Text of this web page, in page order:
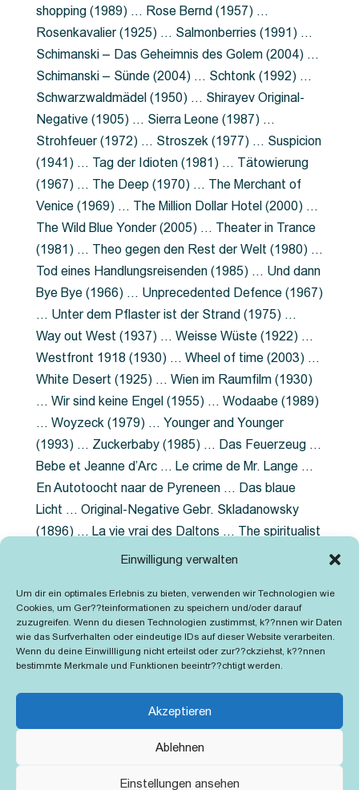
Einwilligung verwalten
Um dir ein optimales Erlebnis zu bieten, verwenden wir Technologien wie
Cookies, um Ger??teinformationen zu speichern und/oder darauf
zuzugreifen. Wenn du diesen Technologien zustimmst, k??nnen wir Daten
wie das Surfverhalten oder eindeutige IDs auf dieser Website verarbeiten.
Wenn du deine Einwillligung nicht erteilst oder zur??ckziehst, k??nnen
bestimmte Merkmale und Funktionen beeintr??chtigt werden.
Akzeptieren
Ablehnen
Einstellungen ansehen
shopping (1989) … Rose Bernd (1957) …
Rosenkavalier (1925) … Salmonberries (1991) …
Schimanski – Das Geheimnis des Golem (2004) …
Schimanski – Sünde (2004) … Schtonk (1992) …
Schwarzwaldmädel (1950) … Shirayev Original-
Negative (1905) … Sierra Leone (1987) …
Strohfeuer (1972) … Stroszek (1977) … Suspicion
(1941) … Tag der Idioten (1981) … Tätowierung
(1967) … The Deep (1970) … The Merchant of
Venice (1969) … The Million Dollar Hotel (2000) …
The Wild Blue Yonder (2005) … Theater in Trance
(1981) … Theo gegen den Rest der Welt (1980) …
Tod eines Handlungsreisenden (1985) … Und dann
Bye Bye (1966) … Unprecedented Defence (1967)
… Unter dem Pflaster ist der Strand (1975) …
Way out West (1937) … Weisse Wüste (1922) …
Westfront 1918 (1930) … Wheel of time (2003) …
White Desert (1925) … Wien im Raumfilm (1930)
… Wir sind keine Engel (1955) … Wodaabe (1989)
… Woyzeck (1979) … Younger and Younger
(1993) … Zuckerbaby (1985) … Das Feuerzeug …
Bebe et Jeanne d’Arc … Le crime de Mr. Lange …
En Autotoocht naar de Pyreneen … Das blaue
Licht … Original-Negative Gebr. Skladanowsky
(1896) … La vie vrai des Daltons … The spiritualist
photographer … Feuer im Fjord … The Song of the
Grubenlampe … Tolstoy … Grün ist die Heide …
Lady Hamilton … Mütter verzaget nicht …
Ruttmann Werbefilme